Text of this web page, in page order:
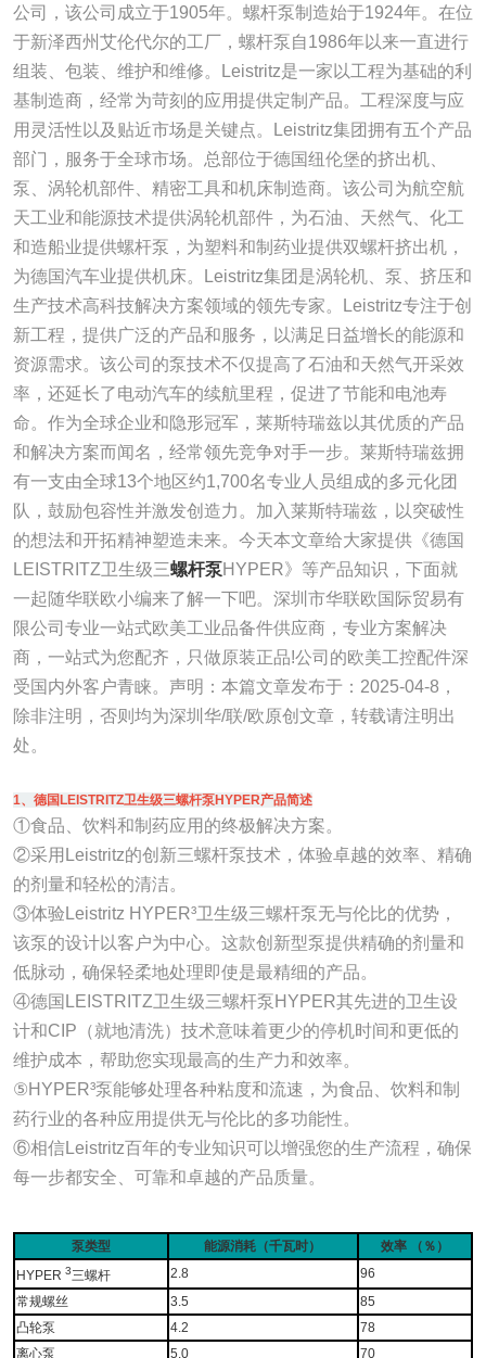
公司，该公司成立于1905年。螺杆泵制造始于1924年。在位
于新泽西州艾伦代尔的工厂，螺杆泵自1986年以来一直进行
组装、包装、维护和维修。Leistritz是一家以工程为基础的利
基制造商，经常为苛刻的应用提供定制产品。工程深度与应
用灵活性以及贴近市场是关键点。Leistritz集团拥有五个产品
部门，服务于全球市场。总部位于德国纽伦堡的挤出机、
泵、涡轮机部件、精密工具和机床制造商。该公司为航空航
天工业和能源技术提供涡轮机部件，为石油、天然气、化工
和造船业提供螺杆泵，为塑料和制药业提供双螺杆挤出机，
为德国汽车业提供机床。Leistritz集团是涡轮机、泵、挤压和
生产技术高科技解决方案领域的领先专家。Leistritz专注于创
新工程，提供广泛的产品和服务，以满足日益增长的能源和
资源需求。该公司的泵技术不仅提高了石油和天然气开采效
率，还延长了电动汽车的续航里程，促进了节能和电池寿
命。作为全球企业和隐形冠军，莱斯特瑞兹以其优质的产品
和解决方案而闻名，经常领先竞争对手一步。莱斯特瑞兹拥
有一支由全球13个地区约1,700名专业人员组成的多元化团
队，鼓励包容性并激发创造力。加入莱斯特瑞兹，以突破性
的想法和开拓精神塑造未来。今天本文章给大家提供《德国
LEISTRITZ卫生级三螺杆泵HYPER》等产品知识，下面就
一起随华联欧小编来了解一下吧。深圳市华联欧国际贸易有
限公司专业一站式欧美工业品备件供应商，专业方案解决
商，一站式为您配齐，只做原装正品!公司的欧美工控配件深
受国内外客户青睐。声明：本篇文章发布于：2025-04-8，
除非注明，否则均为深圳华/联/欧原创文章，转载请注明出
处。
1、德国LEISTRITZ卫生级三螺杆泵HYPER产品简述
①食品、饮料和制药应用的终极解决方案。
②采用Leistritz的创新三螺杆泵技术，体验卓越的效率、精确
的剂量和轻松的清洁。
③体验Leistritz HYPER³卫生级三螺杆泵无与伦比的优势，
该泵的设计以客户为中心。这款创新型泵提供精确的剂量和
低脉动，确保轻柔地处理即使是最精细的产品。
④德国LEISTRITZ卫生级三螺杆泵HYPER其先进的卫生设
计和CIP（就地清洗）技术意味着更少的停机时间和更低的
维护成本，帮助您实现最高的生产力和效率。
⑤HYPER³泵能够处理各种粘度和流速，为食品、饮料和制
药行业的各种应用提供无与伦比的多功能性。
⑥相信Leistritz百年的专业知识可以增强您的生产流程，确保
每一步都安全、可靠和卓越的产品质量。
泵类型 能源消耗（千瓦时）
效率 （％）
HYPER 3三螺杆 2.8
96
常规螺丝
3.5
85
凸轮泵
4.2
78
离心泵
5.0 70